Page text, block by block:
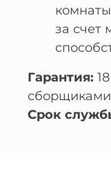
за счет
Гарантия:
Срок